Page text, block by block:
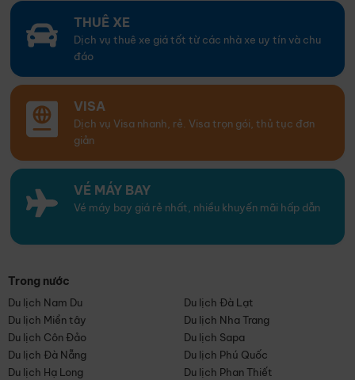
THUÊ XE
Dịch vụ thuê xe giá tốt từ các nhà xe uy tín và chu
đáo
VISA
Dịch vụ Visa nhanh, rẻ. Visa trọn gói, thủ tục đơn
giản
VÉ MÁY BAY
Vé máy bay giá rẻ nhất, nhiều khuyến mãi hấp dẫn
Trong nước
Du lịch Nam Du
Du lịch Đà Lạt
Du lịch Miền tây
Du lịch Nha Trang
Du lịch Côn Đảo
Du lịch Sapa
Du lịch Đà Nẵng
Du lịch Phú Quốc
Du lịch Hạ Long
Du lịch Phan Thiết